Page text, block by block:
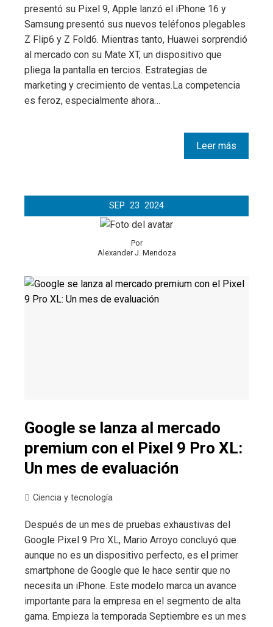
presentó su Pixel 9, Apple lanzó el iPhone 16 y
Samsung presentó sus nuevos teléfonos plegables
Z Flip6 y Z Fold6. Mientras tanto, Huawei sorprendió
al mercado con su Mate XT, un dispositivo que
pliega la pantalla en tercios. Estrategias de
marketing y crecimiento de ventas.La competencia
es feroz, especialmente ahora…
Leer más
SEP 23 2024
Por
Alexander J. Mendoza
Google se lanza al mercado
premium con el Pixel 9 Pro XL:
Un mes de evaluación
Ciencia y tecnología
Después de un mes de pruebas exhaustivas del
Google Pixel 9 Pro XL, Mario Arroyo concluyó que
aunque no es un dispositivo perfecto, es el primer
smartphone de Google que le hace sentir que no
necesita un iPhone. Este modelo marca un avance
importante para la empresa en el segmento de alta
gama. Empieza la temporada Septiembre es un mes